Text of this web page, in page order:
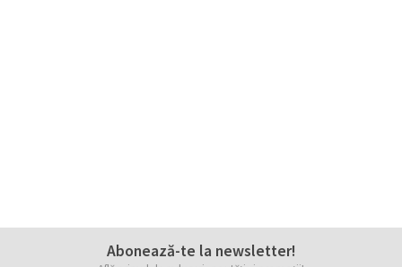
Abonează-te la newsletter!